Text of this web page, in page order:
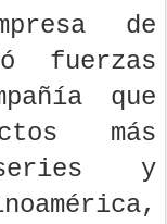
de
fuerzas
que
más
y